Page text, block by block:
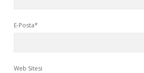
E-Posta*
Web Sitesi